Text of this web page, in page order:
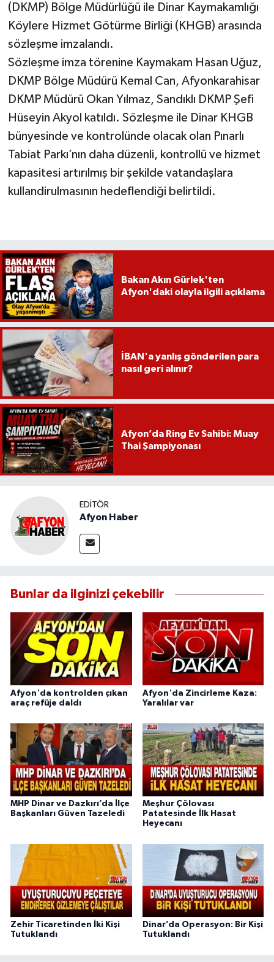
(DKMP) Bölge Müdürlüğü ile Dinar Kaymakamlığı
Köylere Hizmet Götürme Birliği (KHGB) arasında
sözleşme imzalandı.
Sözleşme imza törenine Kaymakam Hasan Uğuz,
DKMP Bölge Müdürü Kemal Can, Afyonkarahisar
DKMP Müdürü Okan Yılmaz, Sandıklı DKMP Şefi
Hüseyin Akyol katıldı. Sözleşme ile Dinar KHGB
bünyesinde ve kontrolünde olacak olan Pınarlı
Tabiat Parkı’nın daha düzenli, kontrollü ve hizmet
kapasitesi artırılmış bir şekilde vatandaşlara
kullandirulmasının hedeflendiği belirtildi.
Bakan Akın Gürlek'ten
Afyon'daki olayla ilgili açıklama
İBAN'a yanlış gönderilen para
nasıl geri alınır?
Afyon’da Ring Ev Sahibi: Muay
Thai Şampiyonası
EDITÖR
Afyon Haber
Bunlar da ilginizi çekebilir
Afyon'da kontrolden çıkan
araç refüje daldı
Afyon'da Zincirleme Kaza:
Yaralılar var
MHP Dinar ve Dazkırı’da İlçe
Başkanları Güven Tazeledi
Meşhur Çölovası
Patatesinde İlk Hasat
Heyecanı
Zehir Ticaretinden İki Kişi
Tutuklandı
Dinar’da Operasyon: Bir Kişi
Tutuklandı